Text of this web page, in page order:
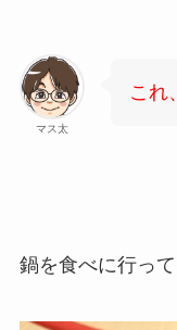
マス太
これ
鍋を食べに行っ